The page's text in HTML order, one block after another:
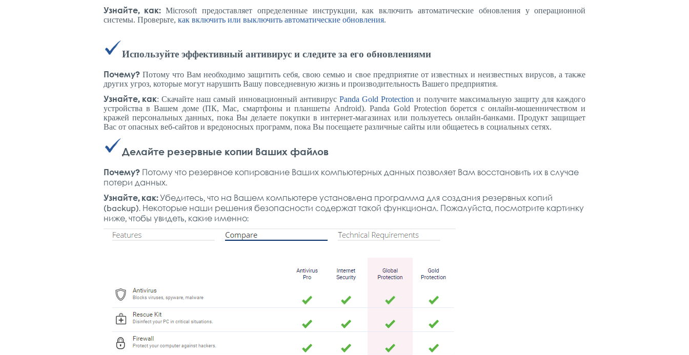
Узнайте, как:Microsoft предоставляет определенные инструкции, как включить автоматические обновления у операционной
системы. Проверьте, как включить или выключить автоматические обновления.
Используйте эффективный антивирус и следите за его обновлениями
Почему?Потому что Вам необходимо защитить себя, свою семью и свое предприятие от известных и неизвестных вирусов, а также
других угроз, которые могут нарушить Вашу повседневную жизнь и производительность Вашего предприятия.
Узнайте, как: Скачайте наш самый инновационный антивирус Panda Gold Protection и получите максимальную защиту для каждого
устройства в Вашем доме (ПК, Mac, смартфоны и планшеты Android). Panda Gold Protection борется с онлайн-мошенничеством и
кражей персональных данных, пока Вы делаете покупки в интернет-магазинах или пользуетесь онлайн-банками. Продукт защищает
Вас от опасных веб-сайтов и вредоносных программ, пока Вы посещаете различные сайты или общаетесь в социальных сетях.
Делайте резервные копии Ваших файлов
Почему?Потому что резервное копирование Ваших компьютерных данных позволяет Вам восстановить их в случае
потери данных.
Узнайте, как:Убедитесь, что на Вашем компьютере установлена программа для создания резервных копий
(backup). Некоторые наши решения безопасности содержат такой функционал. Пожалуйста, посмотрите картинку
ниже, чтобы увидеть, какие именно: